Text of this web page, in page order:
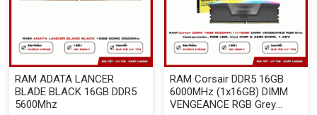
RAM ADATA LANCER
BLADE BLACK 16GB DDR5
5600Mhz
RAM Corsair DDR5 16GB
6000MHz (1x16GB) DIMM
VENGEANCE RGB Grey